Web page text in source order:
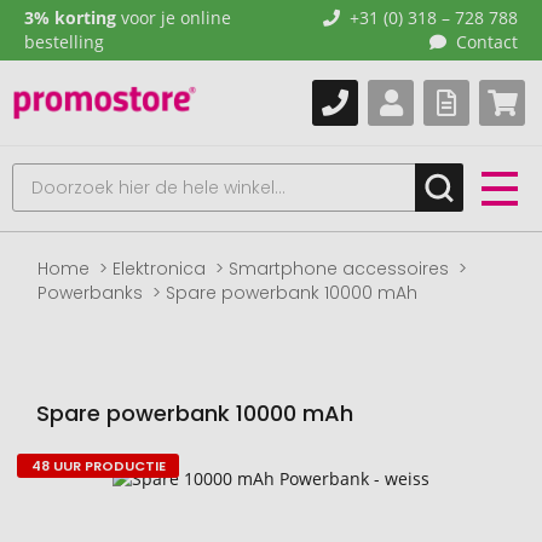
3% korting voor je online
bestelling
+31 (0) 318 – 728 788
Contact
Home Elektronica
Smartphone accessoires
Powerbanks
Spare powerbank 10000 mAh
Spare powerbank 10000 mAh
Naar
48 UUR PRODUCTIE